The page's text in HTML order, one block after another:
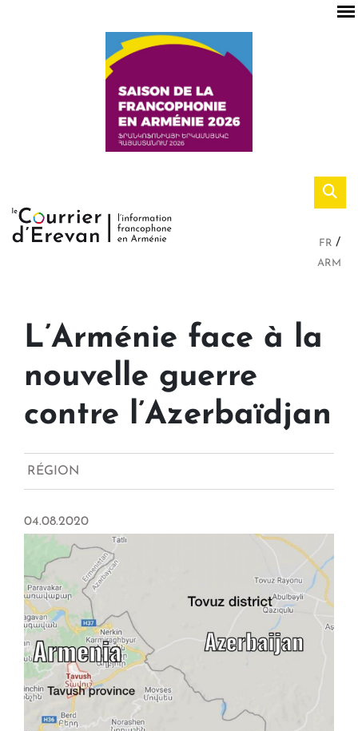
FR
ARM
L’Arménie face à la
nouvelle guerre
contre l’Azerbaïdjan
RÉGION
04.08.2020